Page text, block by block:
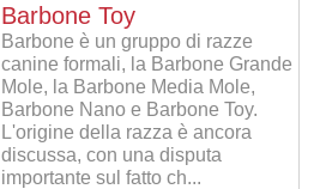
Barbone Toy
Barbone è un gruppo di razze
canine formali, la Barbone Grande
Mole, la Barbone Media Mole,
Barbone Nano e Barbone Toy.
L'origine della razza è ancora
discussa, con una disputa
importante sul fatto ch...